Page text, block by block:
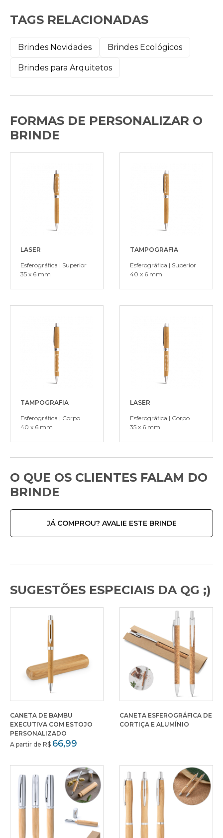
TAGS RELACIONADAS
Brindes Novidades Brindes Ecológicos
Brindes para Arquitetos
FORMAS DE PERSONALIZAR O
BRINDE
LASER
Esferográfica | Superior
35 x 6 mm
TAMPOGRAFIA
Esferográfica | Superior
40 x 6 mm
TAMPOGRAFIA
Esferográfica | Corpo
40 x 6 mm
LASER
Esferográfica | Corpo
35 x 6 mm
O QUE OS CLIENTES FALAM DO
BRINDE
JÁ COMPROU? AVALIE ESTE BRINDE
SUGESTÕES ESPECIAIS DA QG ;)
CANETA DE BAMBU
EXECUTIVA COM ESTOJO
PERSONALIZADO
A partir de R$ 66,99
CANETA ESFEROGRÁFICA DE
CORTIÇA E ALUMÍNIO